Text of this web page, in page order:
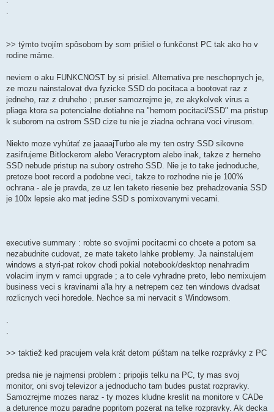
.
>> týmto tvojím spôsobom by som prišiel o funkčonst PC tak ako ho v
rodine máme.
neviem o aku FUNKCNOST by si prisiel. Alternativa pre neschopnych je,
ze mozu nainstalovat dva fyzicke SSD do pocitaca a bootovat raz z
jedneho, raz z druheho ; pruser samozrejme je, ze akykolvek virus a
pliaga ktora sa potencialne dotiahne na "hernom pocitaci/SSD" ma pristup
k suborom na ostrom SSD cize tu nie je ziadna ochrana voci virusom.
Niekto moze vyhútať ze jaaaajTurbo ale my ten ostry SSD sikovne
zasifrujeme Bitlockerom alebo Veracryptom alebo inak, takze z herneho
SSD nebude pristup na subory ostreho SSD. Nie je to take jednoduche,
pretoze boot record a podobne veci, takze to rozhodne nie je 100%
ochrana - ale je pravda, ze uz len taketo riesenie bez prehadzovania SSD
je 100x lepsie ako mat jedine SSD s pomixovanymi vecami.
executive summary : robte so svojimi pocitacmi co chcete a potom sa
nezabudnite cudovat, ze mate taketo lahke problemy. Ja nainstalujem
windows a styri-pat rokov chodi pokial notebook/desktop nenahradim
volacim inym v ramci upgrade ; a to cele vyhradne preto, lebo nemixujem
business veci s kravinami a'la hry a netrepem cez ten windows dvadsat
rozlicnych veci horedole. Nechce sa mi nervacit s Windowsom.
.
.
>> taktiež ked pracujem vela krát detom púštam na telke rozprávky z PC
predsa nie je najmensi problem : pripojis telku na PC, ty mas svoj
monitor, oni svoj televizor a jednoducho tam budes pustat rozpravky.
Samozrejme mozes naraz - ty mozes kludne kreslit na monitore v CADe
a deturence mozu paradne popritom pozerat na telke rozpravky. Ak decka